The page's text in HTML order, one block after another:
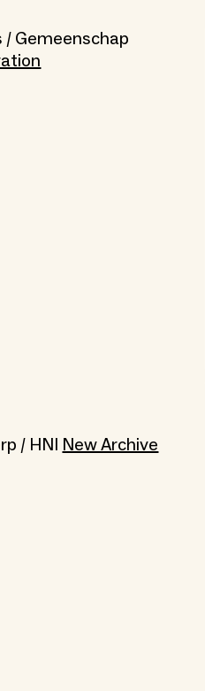
/ Gemeenschap
/ HNINew Archive